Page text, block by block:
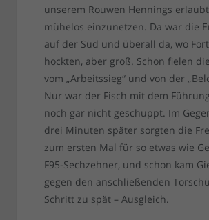
unserem Rouwen Hennings
mühelos einzunetzen. Da war die
auf der Süd und überall da, wo
hockten, aber groß. Schon fielen
vom „Arbeitssieg“ und von der
Nur war der Fisch mit dem
noch gar nicht geschuppt. Im
drei Minuten später sorgten die
zum ersten Mal für so etwas wie
F95-Sechzehner, und schon kam
gegen den anschließenden
Schritt zu spät – Ausgleich.